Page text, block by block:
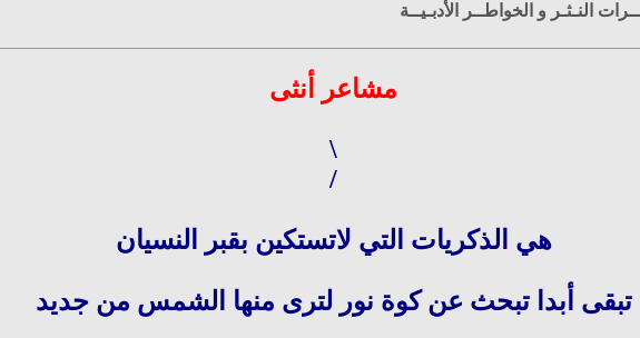
النـثـر و الخواطــر الأدبـيــة
مشاعر أنثى
\
/
هي الذكريات التي لاتستكين بقبر النسيان
تبقى أبدا تبحث عن كوة نور لترى منها الشمس من جديد